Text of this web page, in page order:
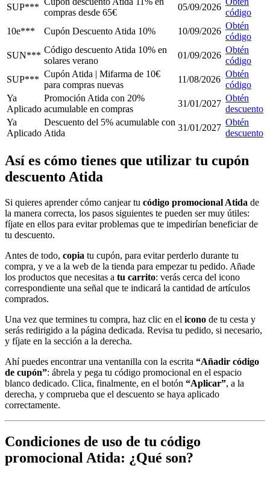
SUP***
compras desde 65€
05/09/2026
código
10e***
Cupón Descuento Atida 10% 10/09/2026
Obtén
código
SUN***
Código descuento Atida 10% en
solares verano
01/09/2026
Obtén
código
SUP***
Cupón Atida | Mifarma de 10€
para compras nuevas
11/08/2026
Obtén
código
Ya
Aplicado
Promoción Atida con 20%
acumulable en compras
31/01/2027
Obtén
descuento
Ya
Aplicado
Descuento del 5% acumulable con
Atida
31/01/2027
Obtén
descuento
Así es cómo tienes que utilizar tu cupón
descuento Atida
Si quieres aprender cómo canjear tu código promocional Atida de
la manera correcta, los pasos siguientes te pueden ser muy útiles:
fíjate en ellos para evitar problemas que te impedirían beneficiar de
tu descuento.
Antes de todo, copia tu cupón, para evitar perderlo durante tu
compra, y ve a la web de la tienda para empezar tu pedido. Añade
los productos que necesitas a tu carrito: verás cerca del icono
correspondiente una señal que te indicará la cantidad de artículos
comprados.
Una vez que termines tu compra, haz clic en el icono de tu cesta y
serás redirigido a la página dedicada. Revisa tu pedido, si necesario,
y fíjate en la sección a la derecha.
Ahí puedes encontrar una ventanilla con la escrita “Añadir código
de cupón”: ábrela y pega tu código promocional en el espacio
blanco dedicado. Clica, finalmente, en el botón “Aplicar”, a la
derecha, y comprueba que el descuento se haya aplicado
correctamente.
Condiciones de uso de tu código
promocional Atida: ¿Qué son?